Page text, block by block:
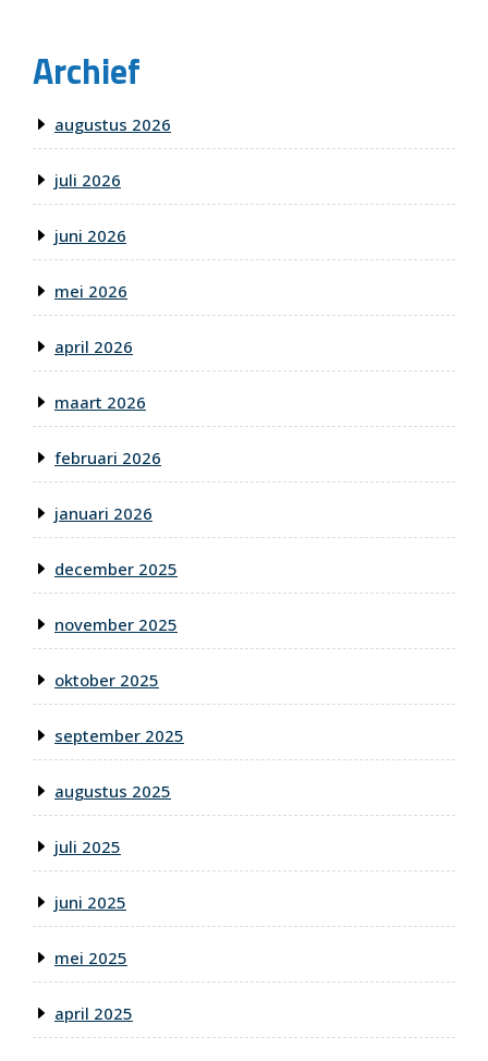
Archief
augustus 2026
juli 2026
juni 2026
mei 2026
april 2026
maart 2026
februari 2026
januari 2026
december 2025
november 2025
oktober 2025
september 2025
augustus 2025
juli 2025
juni 2025
mei 2025
april 2025